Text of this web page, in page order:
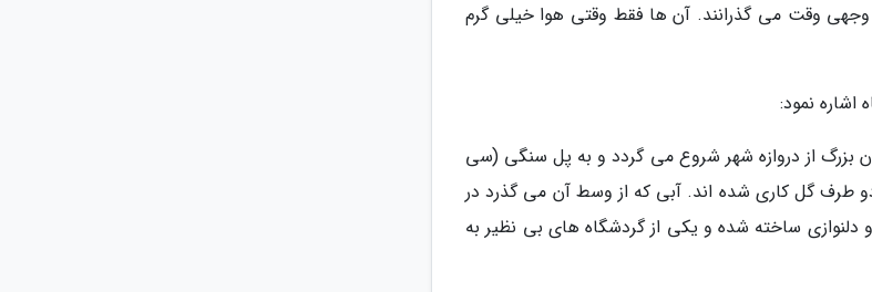
وجهی وقت می گذرانند. آن ها فقط وقتی هوا خیلی گرم
نمود:
بزرگ از دروازه شهر شروع می گردد و به پل سنگی (سی
طرف گل کاری شده اند. آبی که از وسط آن می گذرد در
ساخته شده و یکی از گردشگاه های بی نظیر به